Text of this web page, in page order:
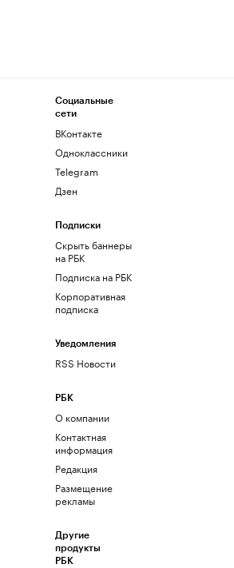
Социальные
сети
ВКонтакте
Одноклассники
Telegram
Дзен
Подписки
Скрыть баннеры
на РБК
Подписка на РБК
Корпоративная
подписка
Уведомления
RSS Новости
РБК
О компании
Контактная
информация
Редакция
Размещение
рекламы
Другие
продукты
РБК